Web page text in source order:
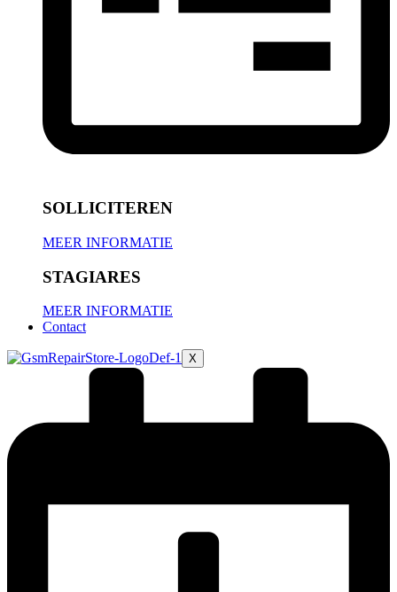
SOLLICITEREN
MEER INFORMATIE
STAGIARES
MEER INFORMATIE
Contact
X